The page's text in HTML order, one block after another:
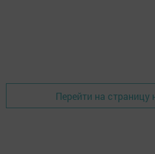
Перейти на страницу